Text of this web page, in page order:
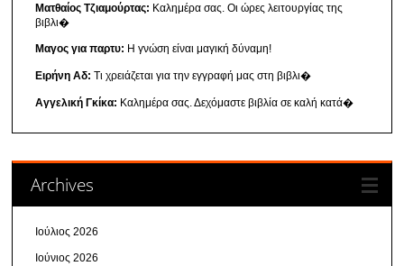
Ματθαίος Τζιαμούρτας: Καλημέρα σας. Οι ώρες λειτουργίας της
βιβλι�
Μαγος για παρτυ: Η γνώση είναι μαγική δύναμη!
Ειρήνη Αδ: Τι χρειάζεται για την εγγραφή μας στη βιβλι�
Αγγελική Γκίκα: Καλημέρα σας. Δεχόμαστε βιβλία σε καλή κατά�
Archives
Ιούλιος 2026
Ιούνιος 2026